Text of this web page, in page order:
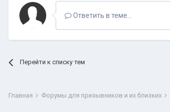
Ответить в теме...
Перейти к списку тем
Главная Форумы для призывников и их близких